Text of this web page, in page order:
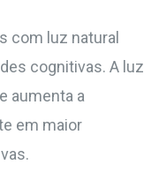
com luz natural
cognitivas. A luz
aumenta a
em maior